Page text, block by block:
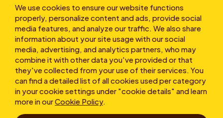
We use cookies to ensure our website functions
properly, personalize content and ads, provide social
media features, and analyze our traffic. We also share
information about your site usage with our social
media, advertising, and analytics partners, who may
combine it with other data you've provided or that
they've collected from your use of their services. You
can find a detailed list of all cookies used per category
in your cookie settings under "cookie details" and learn
more in ourCookie Policy.
A propos
Conditions d’utilisation